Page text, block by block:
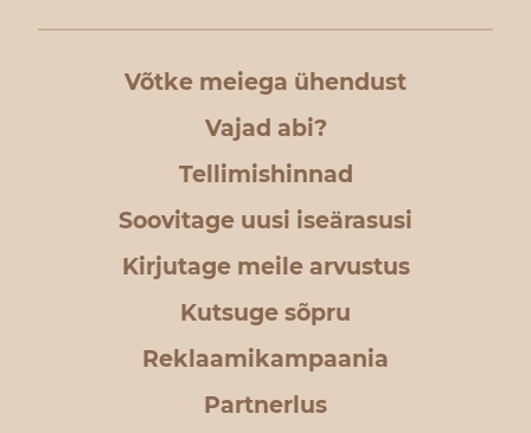
Võtke meiega ühendust
Vajad abi?
Tellimishinnad
Soovitage uusi iseärasusi
Kirjutage meile arvustus
Kutsuge sõpru
Reklaamikampaania
Partnerlus